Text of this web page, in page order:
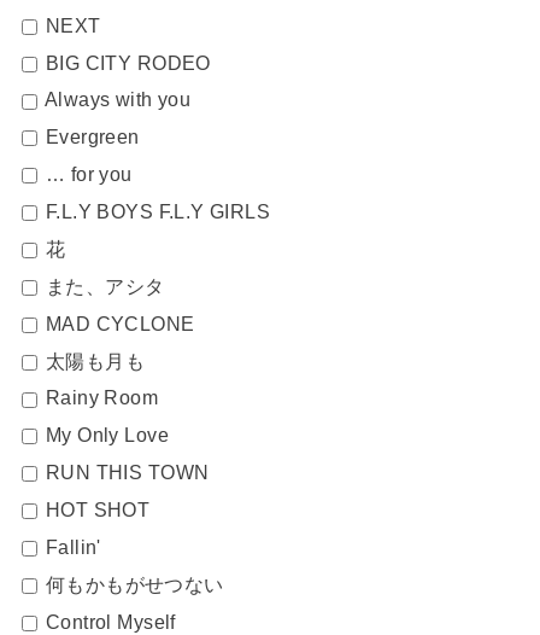
NEXT
BIG CITY RODEO
Always with you
Evergreen
… for you
F.L.Y BOYS F.L.Y GIRLS
花
また、アシタ
MAD CYCLONE
太陽も月も
Rainy Room
My Only Love
RUN THIS TOWN
HOT SHOT
Fallin'
何もかもがせつない
Control Myself